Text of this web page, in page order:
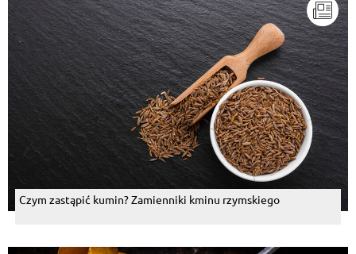
Czym zastąpić kumin? Zamienniki kminu rzymskiego